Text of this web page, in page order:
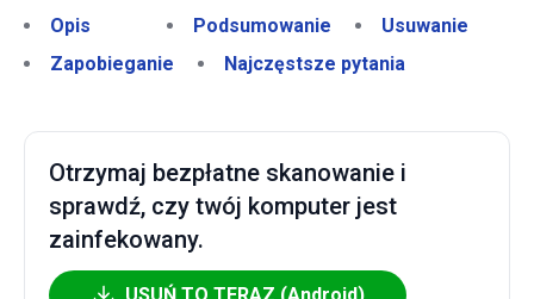
Opis
Podsumowanie
Usuwanie
Zapobieganie
Najczęstsze pytania
Otrzymaj bezpłatne skanowanie i
sprawdź, czy twój komputer jest
zainfekowany.